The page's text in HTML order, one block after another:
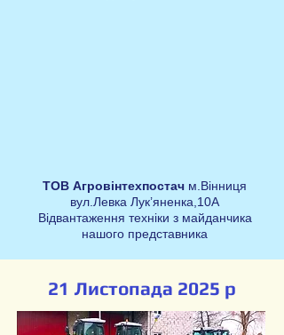
ТОВ Агровінтехпостач м.Вінниця
вул.Левка Лук’яненка,10А
Відвантаження техніки з майданчика
нашого представника
21 Листопада 2025 р